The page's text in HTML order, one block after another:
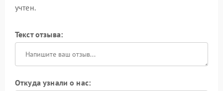
учтен.
Текст отзыва:
Откуда узнали о нас: